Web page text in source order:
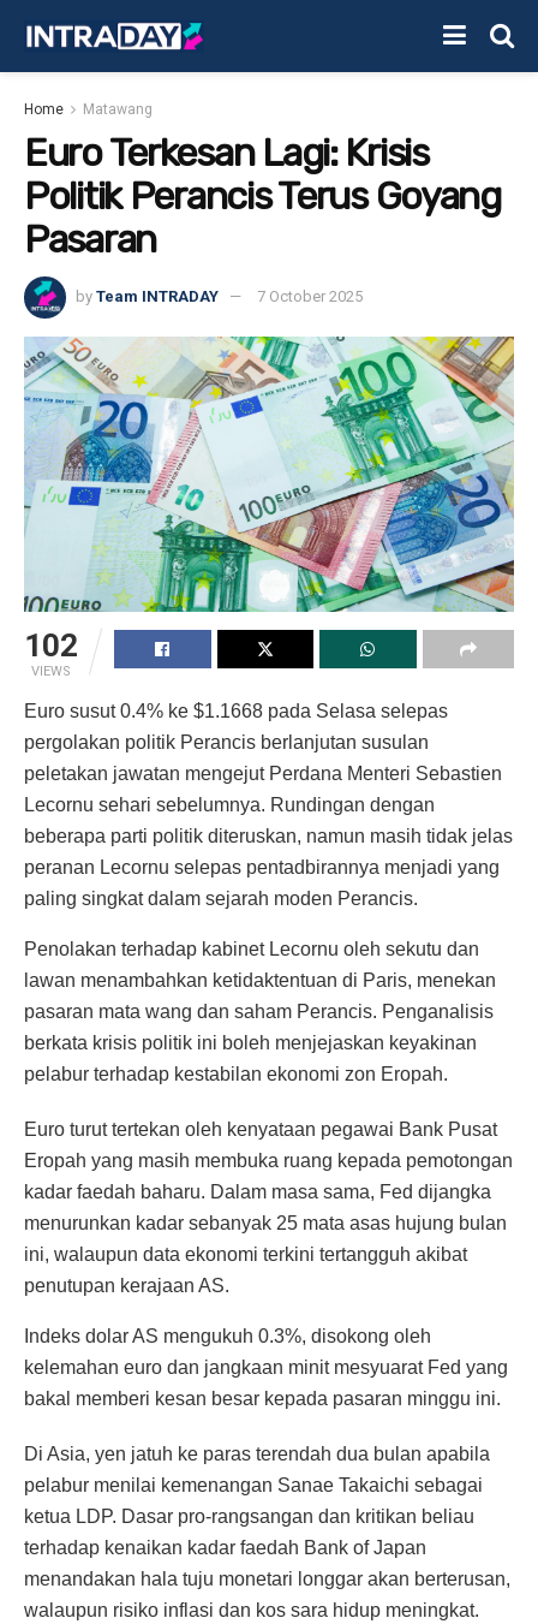
Home Matawang
Euro Terkesan Lagi: Krisis
Politik Perancis Terus Goyang
Pasaran
by Team INTRADAY 7 October 2025
102
VIEWS
Euro susut 0.4% ke $1.1668 pada Selasa selepas
pergolakan politik Perancis berlanjutan susulan
peletakan jawatan mengejut Perdana Menteri Sebastien
Lecornu sehari sebelumnya. Rundingan dengan
beberapa parti politik diteruskan, namun masih tidak jelas
peranan Lecornu selepas pentadbirannya menjadi yang
paling singkat dalam sejarah moden Perancis.
Penolakan terhadap kabinet Lecornu oleh sekutu dan
lawan menambahkan ketidaktentuan di Paris, menekan
pasaran mata wang dan saham Perancis. Penganalisis
berkata krisis politik ini boleh menjejaskan keyakinan
pelabur terhadap kestabilan ekonomi zon Eropah.
Euro turut tertekan oleh kenyataan pegawai Bank Pusat
Eropah yang masih membuka ruang kepada pemotongan
kadar faedah baharu. Dalam masa sama, Fed dijangka
menurunkan kadar sebanyak 25 mata asas hujung bulan
ini, walaupun data ekonomi terkini tertangguh akibat
penutupan kerajaan AS.
Indeks dolar AS mengukuh 0.3%, disokong oleh
kelemahan euro dan jangkaan minit mesyuarat Fed yang
bakal memberi kesan besar kepada pasaran minggu ini.
Di Asia, yen jatuh ke paras terendah dua bulan apabila
pelabur menilai kemenangan Sanae Takaichi sebagai
ketua LDP. Dasar pro-rangsangan dan kritikan beliau
terhadap kenaikan kadar faedah Bank of Japan
menandakan hala tuju monetari longgar akan berterusan,
walaupun risiko inflasi dan kos sara hidup meningkat.